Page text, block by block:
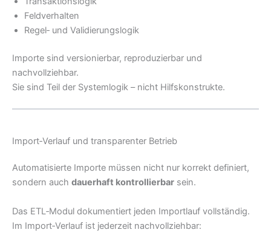
Feldverhalten
Regel‑ und Validierungslogik
Importe sind versionierbar, reproduzierbar und
nachvollziehbar.
Sie sind Teil der Systemlogik – nicht Hilfskonstrukte.
Import‑Verlauf und transparenter Betrieb
Automatisierte Importe müssen nicht nur korrekt definiert,
sondern auch dauerhaft kontrollierbar sein.
Das ETL‑Modul dokumentiert jeden Importlauf vollständig.
Im Import‑Verlauf ist jederzeit nachvollziehbar: